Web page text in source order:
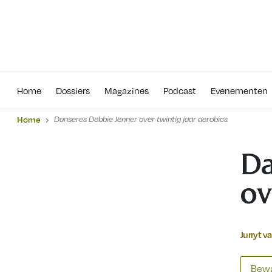
Home Dossiers Magazines Podcast Evenementen
Home Danseres Debbie Jenner over twintig jaar aerobics
Jurryt